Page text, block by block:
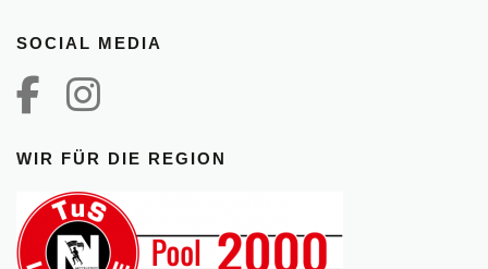
SOCIAL MEDIA
WIR FÜR DIE REGION